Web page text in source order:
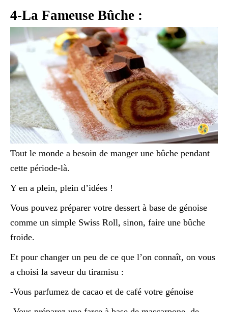
4-La Fameuse Bûche :
Tout le monde a besoin de manger une bûche pendant
cette période-là.
Y en a plein, plein d’idées !
Vous pouvez préparer votre dessert à base de génoise
comme un simple Swiss Roll, sinon, faire une bûche
froide.
Et pour changer un peu de ce que l’on connaît, on vous
a choisi la saveur du tiramisu :
-Vous parfumez de cacao et de café votre génoise